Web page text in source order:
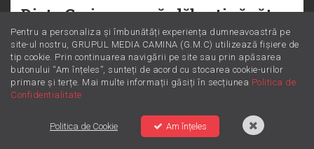
Dieta Cerin: cum să slăbești sănătos
fără să numeri obsesiv caloriile
Pentru a personaliza și îmbunătăți experiența dumneavoastră pe
site-ul nostru, GRUPUL MEDIA CAMINA (G.M.C) utilizează fișiere de
tip cookie. Prin continuarea navigării pe site sau prin apăsarea
butonului “Am înțeles”, sunteți de acord cu stocarea cookie-urilor
primare și terțe. Mai multe informații găsiți în secțiunea Politica de
Confidentialitate
Politica de Cookie Am înțeles